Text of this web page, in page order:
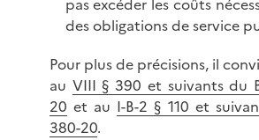
pas excéder les coûts
des obligations de service
Pour plus de précisions, il
au VIII § 390 et suivants du
20 et au I-B-2 § 110 et
380-20.